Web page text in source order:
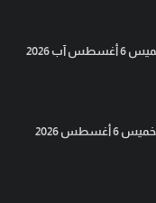
توقعات الأبراج اليومية الخميس 6 أغسطس آب 2026
2026